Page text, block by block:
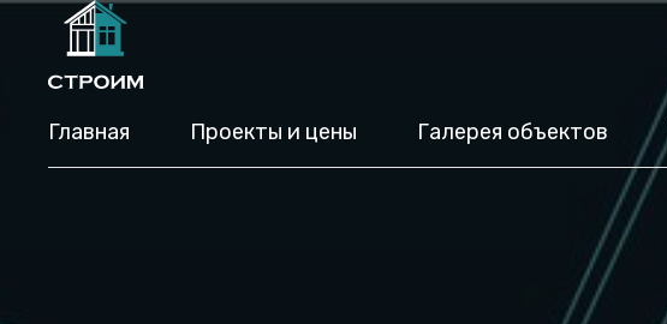
Главная Проекты и цены Галерея объектов